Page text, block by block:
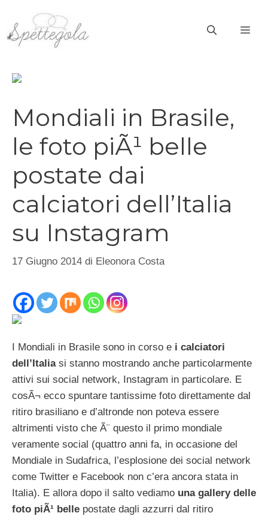
contenuto
Mondiali in Brasile,
le foto piÃ¹ belle
postate dai
calciatori dell’Italia
su Instagram
17 Giugno 2014 di Eleonora Costa
I Mondiali in Brasile sono in corso e i calciatori
dell’Italia si stanno mostrando anche particolarmente
attivi sui social network, Instagram in particolare. E
cosÃ¬ ecco spuntare tantissime foto direttamente dal
ritiro brasiliano e d’altronde non poteva essere
altrimenti visto che Ã¨ questo il primo mondiale
veramente social (quattro anni fa, in occasione del
Mondiale in Sudafrica, l’esplosione dei social network
come Twitter e Facebook non c’era ancora stata in
Italia). E allora dopo il salto vediamo una gallery delle
foto piÃ¹ belle postate dagli azzurri dal ritiro